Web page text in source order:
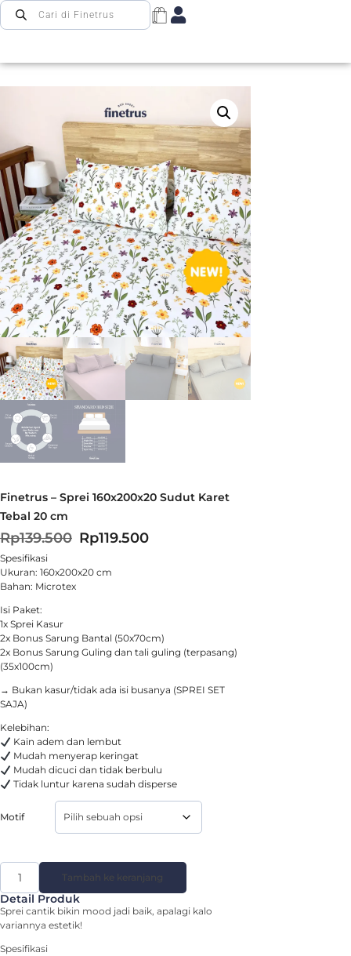
Finetrus – Sprei 160x200x20 Sudut Karet
Tebal 20 cm
Rp139.500 Rp119.500
Spesifikasi
Ukuran: 160x200x20 cm
Bahan: Microtex
Isi Paket:
1x Sprei Kasur
2x Bonus Sarung Bantal (50x70cm)
2x Bonus Sarung Guling dan tali guling (terpasang)
(35x100cm)
→ Bukan kasur/tidak ada isi busanya (SPREI SET
SAJA)
Kelebihan:
Kain adem dan lembut
Mudah menyerap keringat
Mudah dicuci dan tidak berbulu
Tidak luntur karena sudah disperse
Motif
Tambah ke keranjang
Detail Produk
Sprei cantik bikin mood jadi baik, apalagi kalo
variannya estetik!
Spesifikasi